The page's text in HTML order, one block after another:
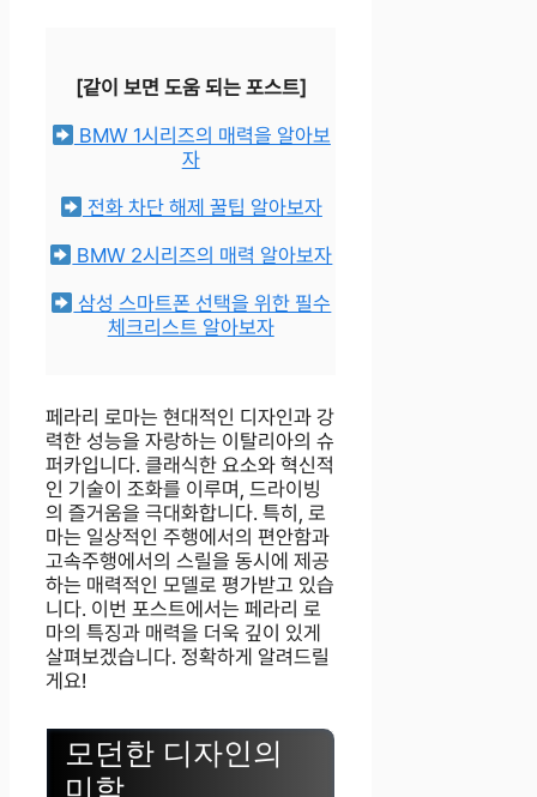
[같이 보면 도움 되는 포스트]
BMW 1시리즈의 매력을 알아보
자
전화 차단 해제 꿀팁 알아보자
BMW 2시리즈의 매력 알아보자
삼성 스마트폰 선택을 위한 필수
체크리스트 알아보자
페라리 로마는 현대적인 디자인과 강
력한 성능을 자랑하는 이탈리아의 슈
퍼카입니다. 클래식한 요소와 혁신적
인 기술이 조화를 이루며, 드라이빙
의 즐거움을 극대화합니다. 특히, 로
마는 일상적인 주행에서의 편안함과
고속주행에서의 스릴을 동시에 제공
하는 매력적인 모델로 평가받고 있습
니다. 이번 포스트에서는 페라리 로
마의 특징과 매력을 더욱 깊이 있게
살펴보겠습니다. 정확하게 알려드릴
게요!
모던한 디자인의
미학